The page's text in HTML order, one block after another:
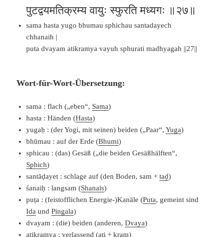
पुटद्वयमतिक्रम्य वायुः स्फुरति मध्यगः ॥२७॥
sama hasta yugo bhumau sphichau santadayech
chhanaih |
puta dvayam atikramya vayuh sphurati madhyagah ||27||
Wort-für-Wort-Übersetzung:
sama : flach („eben“, Sama)
hasta : Händen (Hasta)
yugaḥ : (der Yogi, mit seinen) beiden („Paar“,Yuga)
bhūmau : auf der Erde (Bhumi)
sphicau : (das) Gesäß („die beiden Gesäßhälften“,
Sphich)
santāḍayet : schlage auf (den Boden, sam +taḍ)
śanaiḥ : langsam (Shanais)
puṭa : (feistofflichen Energie-)Kanäle (Puta, gemeint sind
Ida undPingala)
dvayam : (die) beiden (anderen,Dvaya)
atikramya : verlassend (ati +kram)